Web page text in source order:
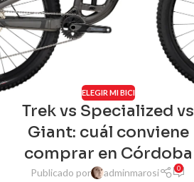
ELEGIR MI BICI
Trek vs Specialized vs
Giant: cuál conviene
comprar en Córdoba
Publicado por adminmarosi 0